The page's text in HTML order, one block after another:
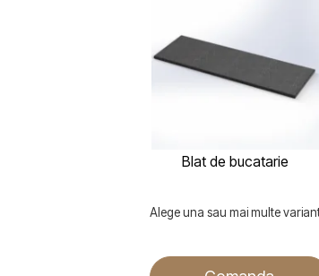
Blat de bucatarie
Alege una sau mai multe